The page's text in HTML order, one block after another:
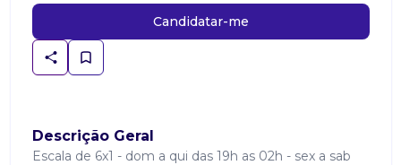
Candidatar-me
Descrição Geral
Escala de 6x1 - dom a qui das 19h as 02h - sex a sab